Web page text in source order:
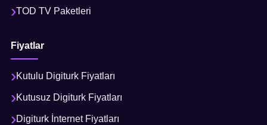
TOD TV Paketleri
Fiyatlar
Kutulu Digiturk Fiyatları
Kutusuz Digiturk Fiyatları
Digiturk İnternet Fiyatları